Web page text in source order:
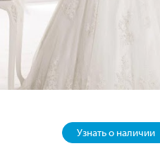
Узнать о наличии